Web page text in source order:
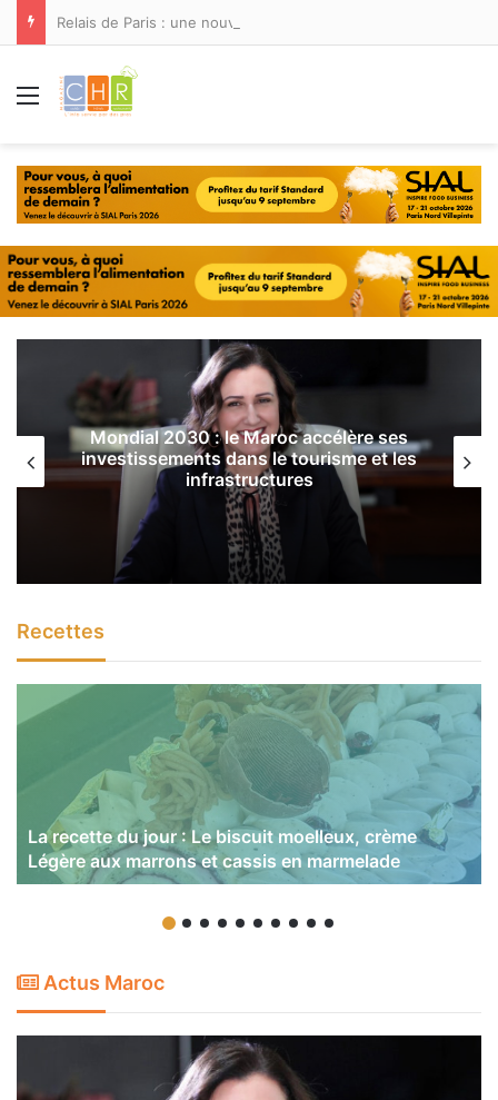
Menu
Mondial 2030 : le Maroc accélère ses
investissements dans le tourisme et les
infrastructures
Recettes
La recette du jour : Le biscuit moelleux, crème
Légère aux marrons et cassis en marmelade
Actus Maroc